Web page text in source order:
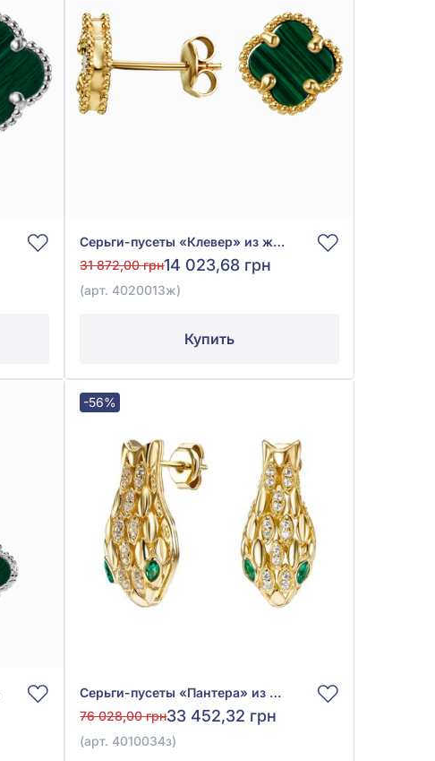
Серьги-пусеты «Клевер» из жёлтого золота 585° с зелёным малахитом, арт. 4020013ж
31 872,00 грн14 023,68 грн
(арт. 4020013ж)
Купить
-56%
Серьги-пусеты «Пантера» из жёлтого золота 585°, без вставки, арт. 4010034з
76 028,00 грн33 452,32 грн
(арт. 4010034з)